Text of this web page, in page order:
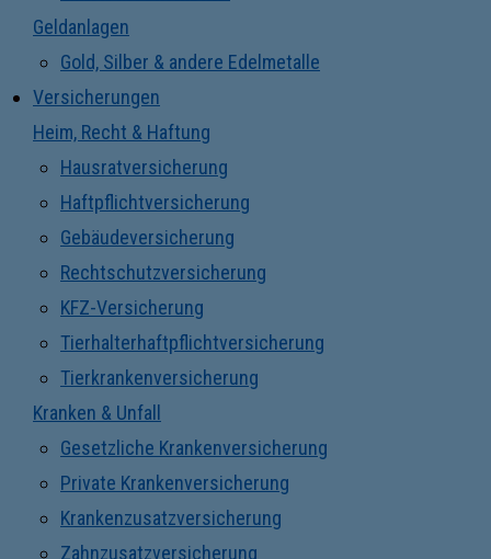
Geldanlagen
Gold, Silber & andere Edelmetalle
Versicherungen
Heim, Recht & Haftung
Hausratversicherung
Haftpflichtversicherung
Gebäudeversicherung
Rechtschutzversicherung
KFZ-Versicherung
Tierhalterhaftpflichtversicherung
Tierkrankenversicherung
Kranken & Unfall
Gesetzliche Krankenversicherung
Private Krankenversicherung
Krankenzusatzversicherung
Zahnzusatzversicherung